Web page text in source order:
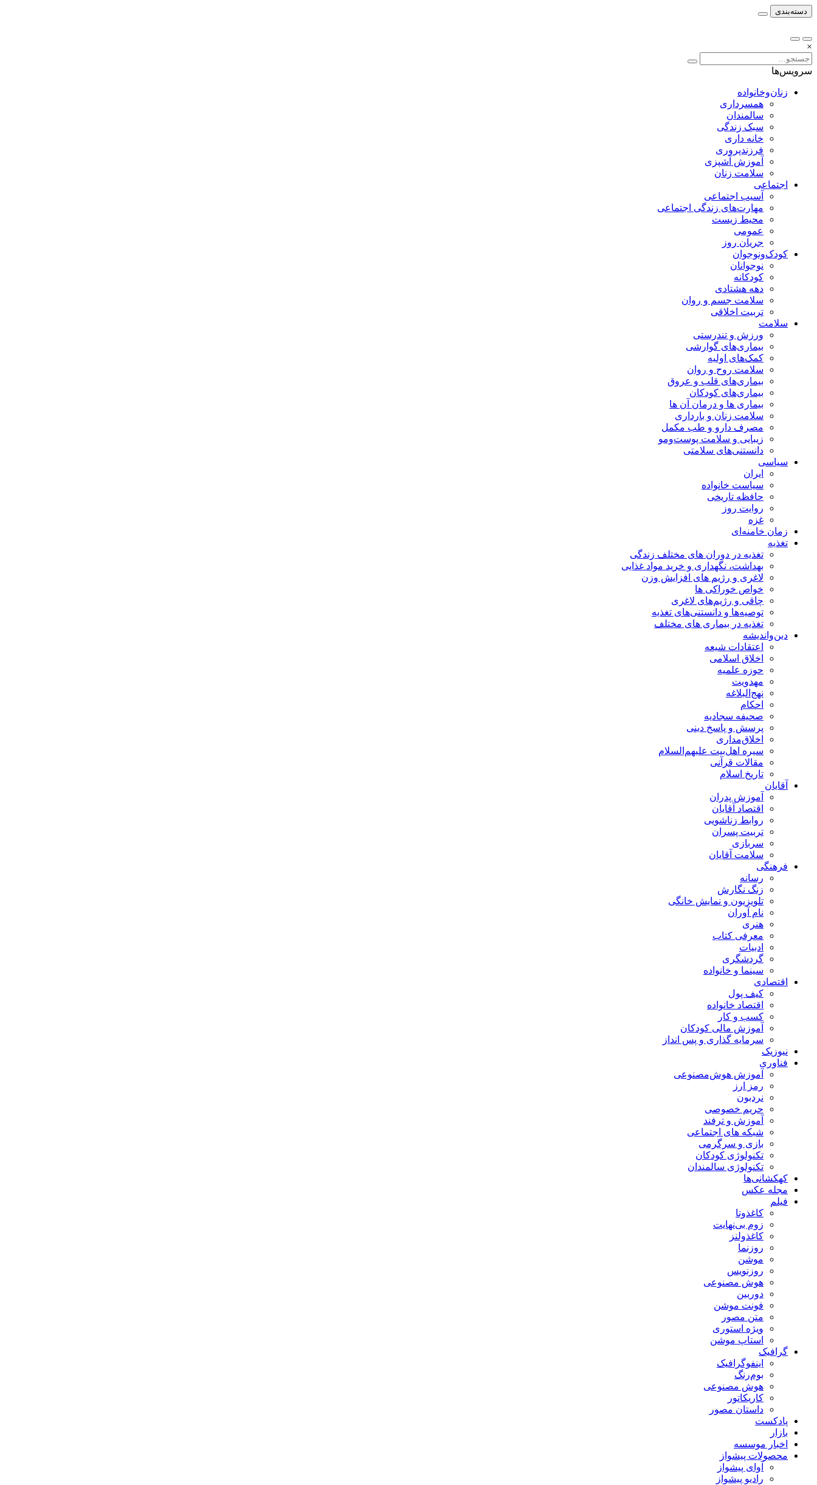
دسته‌بندی
×
سرویس‌ها
زنان‌وخانواده
همسرداری
سالمندان
سبک زندگی
خانه داری
فرزندپروری
آموزش آشپزی
سلامت زنان
اجتماعی
آسیب اجتماعی
مهارت‌های زندگی اجتماعی
محیط زیست
عمومی
جریان روز
کودک‌ونوجوان
نوجوانان
کودکانه
دهه هشتادی
سلامت جسم و روان
تربیت اخلاقی
سلامت
ورزش و تندرستی
بیماری‌های گوارشی
کمک‌های اولیه
سلامت روح و روان
بیماری‌های قلب و عروق
بیماری‌های کودکان
بیماری ها و درمان آن ها
سلامت زنان و بارداری
مصرف دارو و طب مکمل
زیبایی و سلامت پوست‌ومو
دانستنی‌های سلامتی
سیاسی
ایران
سیاست خانواده
حافظه تاریخی
روایت روز
غزه
زمان خامنه‌ای
تغذیه
تغذیه در دوران های مختلف زندگی
بهداشت، نگهداری و خرید مواد غذایی
لاغری و رژیم های افزایش وزن
خواص خوراكی ها
چاقی و رژیم‌های لاغری
توصیه‌ها و دانستنی‌های تغذیه
تغذیه در بیماری های مختلف
دین‌واندیشه
اعتقادات شیعه
اخلاق اسلامی
حوزه علمیه
مهدویت
نهج‌البلاغه
احکام
صحیفه سجادیه
پرسش و پاسخ دینی
اخلاق‌مداری
سیره اهل‌بیت علیهم‌السلام
مقالات قرآنی
تاریخ اسلام
آقایان
آموزش پدران
اقتصاد آقایان
روابط زناشویی
تربیت پسران
سربازی
سلامت آقایان
فرهنگی
رسانه
زنگ نگارش
تلویزیون و نمایش خانگی
نام آوران
هنری
معرفی کتاب
ادبیات
گردشگری
سینما و خانواده
اقتصادی
کیف پول
اقتصاد خانواده
کسب و کار
آموزش مالی کودکان
سرمایه گذاری و پس انداز
نیوزیک
فناوری
آموزش هوش‌مصنوعی
رمز ارز
نردبون
حریم خصوصی
آموزش و ترفند
شبکه های اجتماعی
بازی و سرگرمی
تکنولوژی کودکان
تکنولوژی سالمندان
کهکشانی‌ها
مجله عکس
فیلم
کاغذوتا
زوم بی‌نهایت
کاغذولنز
روزنما
موشن
روزنویس
هوش مصنوعی
دوربین
فونت موشن
متن مصور
ویژه استوری
استاپ موشن
گرافیک
اینفوگرافیک
بوم‌رنگ
هوش مصنوعی
کاریکاتور
داستان مصور
پادکست
بازار
اخبار موسسه
محصولات پیشواز
آوای پیشواز
رادیو پیشواز